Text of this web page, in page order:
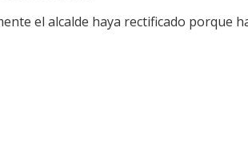
el alcalde haya rectificado porque